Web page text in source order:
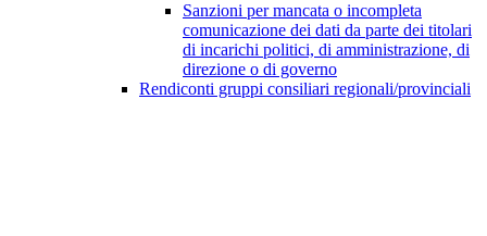
Sanzioni per mancata o incompleta
comunicazione dei dati da parte dei titolari
di incarichi politici, di amministrazione, di
direzione o di governo
Rendiconti gruppi consiliari regionali/provinciali